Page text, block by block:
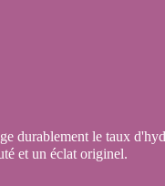
durablement le taux
et un éclat originel.